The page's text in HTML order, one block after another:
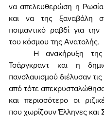
να απελευθερώση η
και να της ξαναβάλη
ποιμαντικό ραβδί για
του κόσμου της Ανατολής.
Τσάργκραντ και η
πανσλαυισμού διέλυσαν τις
από τότε
και περισσότερο οι
που χωρίζουν Έλληνες και